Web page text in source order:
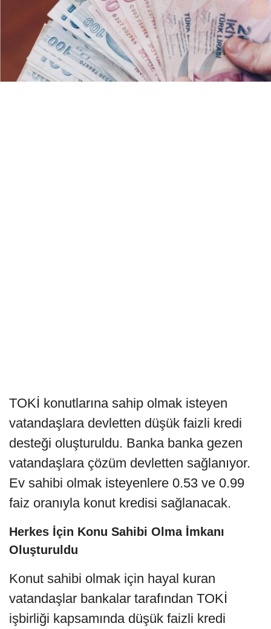
TOKİ konutlarına sahip olmak isteyen
vatandaşlara devletten düşük faizli kredi
desteği oluşturuldu. Banka banka gezen
vatandaşlara çözüm devletten sağlanıyor.
Ev sahibi olmak isteyenlere 0.53 ve 0.99
faiz oranıyla konut kredisi sağlanacak.
Herkes İçin Konu Sahibi Olma İmkanı
Oluşturuldu
Konut sahibi olmak için hayal kuran
vatandaşlar bankalar tarafından TOKİ
işbirliği kapsamında düşük faizli kredi